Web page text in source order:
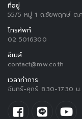
ที่อยู่
55/5 หมู่ 1 ถ.ชัยพฤกษ์ ต.
โทรศัพท์
02 5016300
อีเมล์
contact@mw.co.th
เวลาทำการ
จันทร์-ศุกร์ 8.30-17.30 น.